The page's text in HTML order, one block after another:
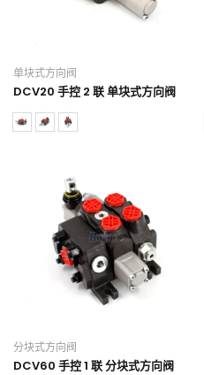
单块式方向阀
DCV20 手控 2 联 单块式方向阀
分块式方向阀
DCV60 手控 1 联 分块式方向阀